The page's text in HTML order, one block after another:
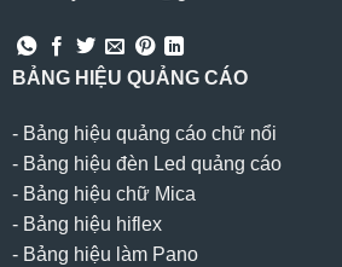
BẢNG HIỆU QUẢNG CÁO
- Bảng hiệu quảng cáo chữ nổi
- Bảng hiệu đèn Led quảng cáo
- Bảng hiệu chữ Mica
- Bảng hiệu hiflex
- Bảng hiệu làm Pano